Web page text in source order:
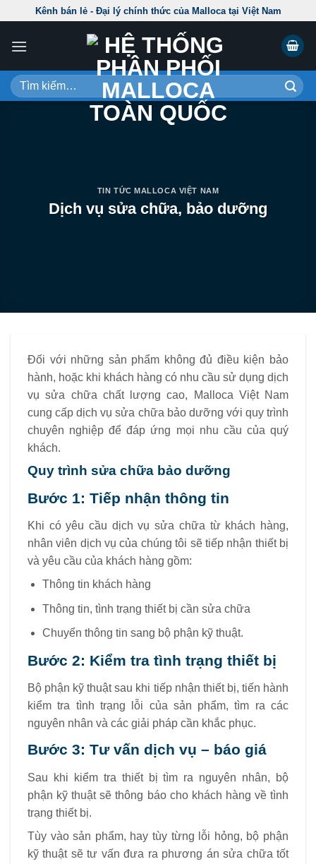
content
Kênh bán lẻ - Đại lý chính thức của Malloca tại Việt Nam
Tìm
kiếm:
TIN TỨC MALLOCA VIỆT NAM
Dịch vụ sửa chữa, bảo dưỡng
Đối với những sản phẩm không đủ điều kiện bảo
hành, hoặc khi khách hàng có nhu cầu sử dụng dịch
vụ sửa chữa chất lượng cao, Malloca Việt Nam
cung cấp dịch vụ sửa chữa bảo dưỡng với quy trình
chuyên nghiệp để đáp ứng mọi nhu cầu của quý
khách.
Quy trình sửa chữa bảo dưỡng
Bước 1: Tiếp nhận thông tin
Khi có yêu cầu dịch vụ sửa chữa từ khách hàng,
nhân viên dịch vụ của chúng tôi sẽ tiếp nhận thiết bị
và yêu cầu của khách hàng gồm:
Thông tin khách hàng
Thông tin, tình trạng thiết bị cần sửa chữa
Chuyển thông tin sang bộ phận kỹ thuật.
Bước 2: Kiểm tra tình trạng thiết bị
Bộ phận kỹ thuật sau khi tiếp nhận thiết bị, tiến hành
kiểm tra tình trạng lỗi của sản phẩm, tìm ra các
nguyên nhân và các giải pháp cần khắc phục.
Bước 3: Tư vấn dịch vụ – báo giá
Sau khi kiểm tra thiết bị tìm ra nguyên nhân, bộ
phận kỹ thuật sẽ thông báo cho khách hàng về tình
trạng thiết bị.
Tùy vào sản phẩm, hay tùy từng lỗi hỏng, bộ phận
kỹ thuật sẽ tư vấn đưa ra phương án sửa chữa tốt